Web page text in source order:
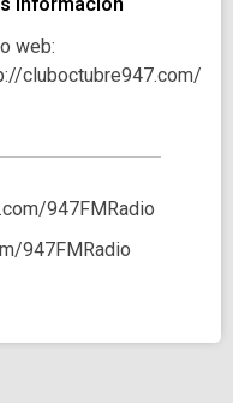
web:
cluboctubre947.com/
947FMRadio
947FMRadio